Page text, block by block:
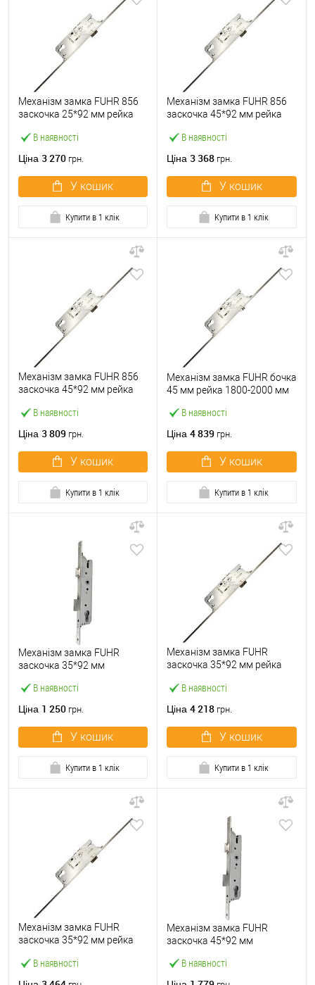
В наявності
Механізм замка FUHR 856
заскочка 25*92 мм рейка
цапфами
Ціна 3 270 грн.
У кошик
Купити в 1 клік
В наявності
Механізм замка FUHR 856
заскочка 45*92 мм рейка
цапфами
Ціна 3 368 грн.
У кошик
Купити в 1 клік
В наявності
Механізм замка FUHR 856
заскочка 45*92 мм рейка
Ціна 3 809 грн.
У кошик
Купити в 1 клік
В наявності
Механізм замка FUHR бочка
45 мм рейка 1800-2000 мм
Ціна 4 839 грн.
У кошик
Купити в 1 клік
В наявності
Механізм замка FUHR
заскочка 35*92 мм
Ціна 1 250 грн.
У кошик
Купити в 1 клік
В наявності
Механізм замка FUHR
заскочка 35*92 мм рейка
Ціна 4 218 грн.
У кошик
Купити в 1 клік
В наявності
Механізм замка FUHR
заскочка 35*92 мм рейка
В наявності
Механізм замка FUHR
заскочка 45*92 мм